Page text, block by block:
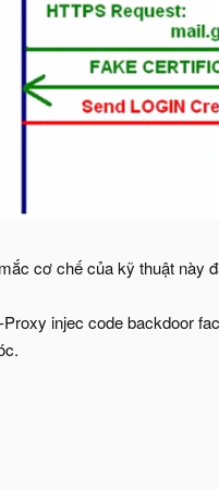
cơ chế của kỹ thuật này
Proxy injec code backdoor